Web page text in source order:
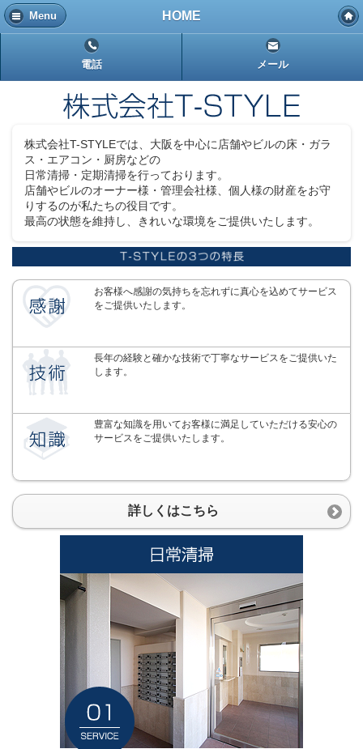
Menu HOME
電話 メール
株式会社T-STYLEでは、大阪を中心に店舗やビルの床・ガラ
ス・エアコン・厨房などの
日常清掃・定期清掃を行っております。
店舗やビルのオーナー様・管理会社様、個人様の財産をお守
りするのが私たちの役目です。
最高の状態を維持し、きれいな環境をご提供いたします。
お客様へ感謝の気持ちを忘れずに真心を込めてサービス
をご提供いたします。
長年の経験と確かな技術で丁寧なサービスをご提供いた
します。
豊富な知識を用いてお客様に満足していただける安心の
サービスをご提供いたします。
詳しくはこちら